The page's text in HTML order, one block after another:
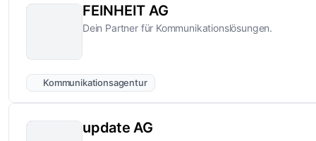
FEINHEIT AG
Dein Partner für Kommunikationslösungen.
Kommunikationsagentur
update AG